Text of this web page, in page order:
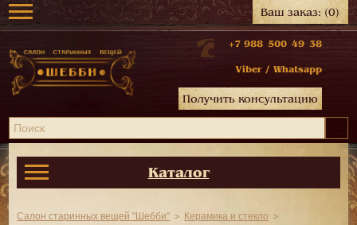
Ваш заказ:(0)
+7 988 500 49 38
Viber / Whatsapp
Получить консультацию
Каталог
Салон старинных вещей "Шебби"
Керамика и стекло